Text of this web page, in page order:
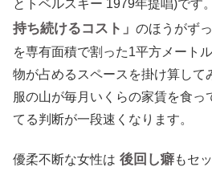
とトベルスキー 1979年提唱)です
持ち続けるコスト」 のほうがず
を専有面積で割った1平方メート
物が占めるスペースを掛け算して
服の山が毎月いくらの家賃を食っ
てる判断が一段速くなります。
優柔不断な女性は 後回し癖もセ